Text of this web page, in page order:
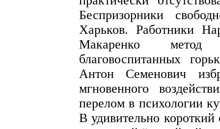
Беспризорники
Харьков. Работники
Макаренко метод
благовоспитанных
Антон Семенович
мгновенного
перелом в психологии
В удивительно